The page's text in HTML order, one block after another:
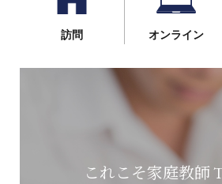
訪問 オンライン
これこそ家庭教師